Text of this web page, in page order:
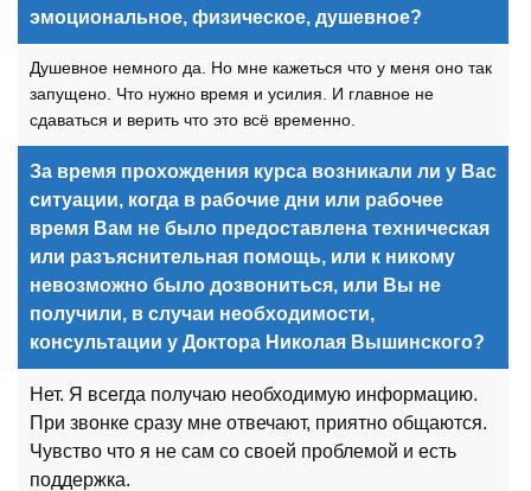
эмоциональное, физическое, душевное?
Душевное немного да. Но мне кажеться что у меня оно так
запущено. Что нужно время и усилия. И главное не
сдаваться и верить что это всё временно.
За время прохождения курса возникали ли у Вас
ситуации, когда в рабочие дни или рабочее
время Вам не было предоставлена техническая
или разъяснительная помощь, или к никому
невозможно было дозвониться, или Вы не
получили, в случаи необходимости,
консультации у Доктора Николая Вышинского?
Нет. Я всегда получаю необходимую информацию.
При звонке сразу мне отвечают, приятно общаются.
Чувство что я не сам со своей проблемой и есть
поддержка.